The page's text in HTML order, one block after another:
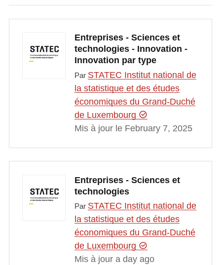
Entreprises - Sciences et
technologies - Innovation -
Innovation par type
Par STATEC Institut national de
la statistique et des études
économiques du Grand-Duché
de Luxembourg
Mis à jour le February 7, 2025
Entreprises - Sciences et
technologies
Par STATEC Institut national de
la statistique et des études
économiques du Grand-Duché
de Luxembourg
Mis à jour a day ago